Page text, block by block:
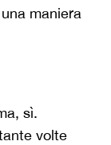
maniera
sì.
volte